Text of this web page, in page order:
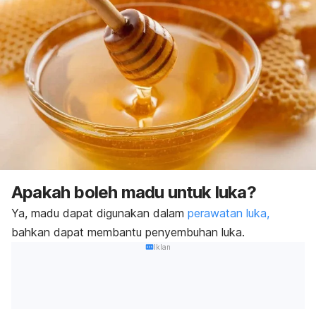
Apakah boleh madu untuk luka?
Ya, madu dapat digunakan dalam perawatan luka,
bahkan dapat membantu penyembuhan luka.
Iklan